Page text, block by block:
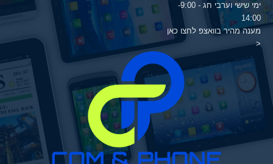
ימי שישי וערבי חג - 9:00-
14:00
מענה מהיר בוואצפ לחצו כאן
<